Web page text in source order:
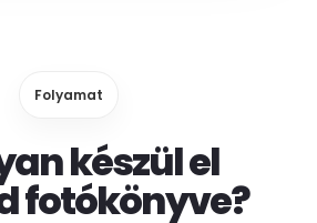
Folyamat
készül el
fotókönyve?